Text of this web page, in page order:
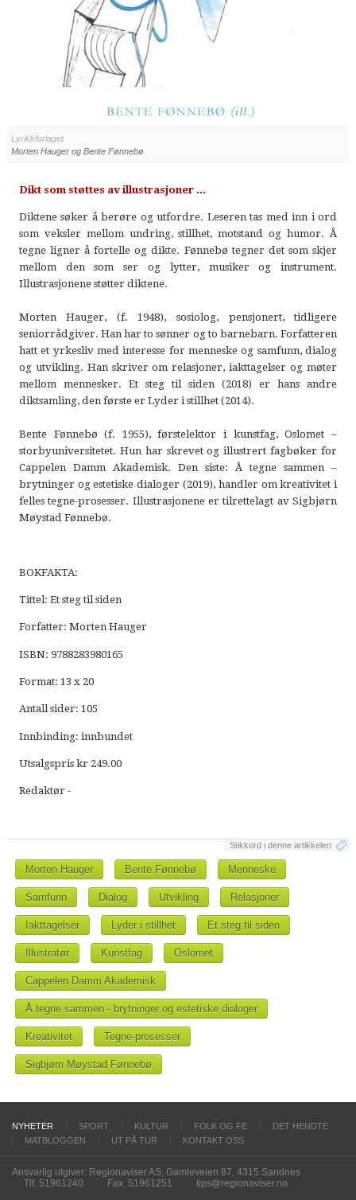
Lyrikkforlaget
Morten Hauger og Bente Fønnebø
Dikt som støttes av illustrasjoner ...
Diktene søker å berøre og utfordre. Leseren tas med inn i ord
som veksler mellom undring, stillhet, motstand og humor. Å
tegne ligner å fortelle og dikte. Fønnebø tegner det som skjer
mellom den som ser og lytter, musiker og instrument.
Illustrasjonene støtter diktene.
Morten Hauger, (f. 1948), sosiolog, pensjonert, tidligere
seniorrådgiver. Han har to sønner og to barnebarn. Forfatteren
hatt et yrkesliv med interesse for menneske og samfunn, dialog
og utvikling. Han skriver om relasjoner, iakttagelser og møter
mellom mennesker. Et steg til siden (2018) er hans andre
diktsamling, den første er Lyder i stillhet (2014).
Bente Fønnebø (f. 1955), førstelektor i kunstfag, Oslomet –
storbyuniversitetet. Hun har skrevet og illustrert fagbøker for
Cappelen Damm Akademisk. Den siste: Å tegne sammen –
brytninger og estetiske dialoger (2019), handler om kreativitet i
felles tegne-prosesser. Illustrasjonene er tilrettelagt av Sigbjørn
Møystad Fønnebø.
BOKFAKTA:
Tittel: Et steg til siden
Forfatter: Morten Hauger
ISBN: 9788283980165
Format: 13 x 20
Antall sider: 105
Innbinding: innbundet
Utsalgspris kr 249.00
Redaktør -
Stikkord i denne artikkelen
Morten Hauger Bente Fønnebø Menneske
Samfunn Dialog Utvikling Relasjoner
Iakttagelser Lyder i stillhet Et steg til siden
Illustratør Kunstfag Oslomet
Cappelen Damm Akademisk
Å tegne sammen - brytninger og estetiske dialoger
Kreativitet Tegne-prosesser
Sigbjørn Møystad Fønnebø
NYHETER SPORT KULTUR FOLK OG FE
DET HENDTE
MATBLOGGEN
UT PÅ TUR KONTAKT OSS
Ansvarlig utgiver: Regionaviser AS, Gamleveien 87, 4315 Sandnes
Tlf. 51961240
Fax. 51961251 tips@regionaviser.no